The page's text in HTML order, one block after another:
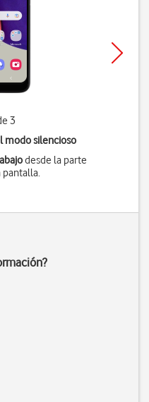
3
modo silencioso
desde la parte
pantalla.